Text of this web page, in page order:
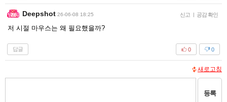
Deepshot 26-06-08 18:25 신고 | 공감 확인
저 시절 마우스는 왜 필요했을까?
답글 0
0
새로고침
등록